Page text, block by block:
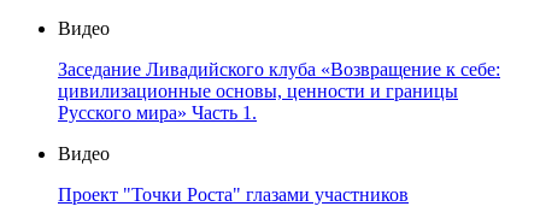
Видео
Заседание Ливадийского клуба «Возвращение к себе:
цивилизационные основы, ценности и границы
Русского мира» Часть 1.
Видео
Проект "Точки Роста" глазами участников